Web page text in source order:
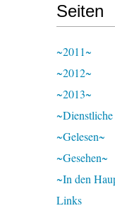
Seiten
~2011~
~2012~
~2013~
~Gelesen~
~Gesehen~
~In den
Links